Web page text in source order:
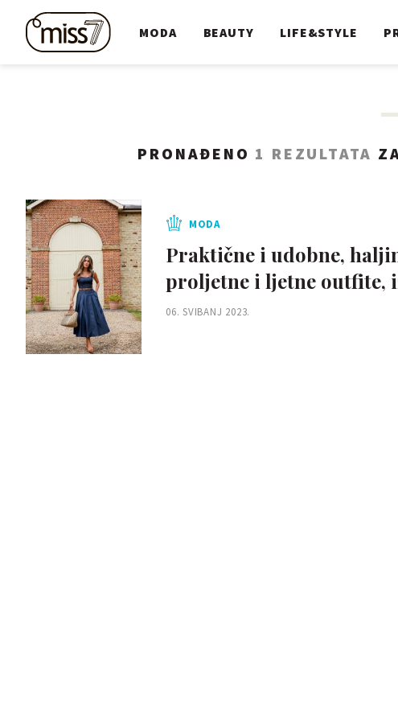
MODA BEAUTY LIFE&STYLE
PRONAĐENO 1 REZULTATA
MODA
Praktične i udobne,
proljetne i ljetne outfite,
06. SVIBANJ 2023.